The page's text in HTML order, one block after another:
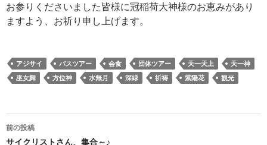
お参りくださいました皆様に冠稲荷大神様のお恵みがあり
ますよう、お祈り申し上げます。
アジサイ バスツアー 会食 団体ツアー 天一天上
天一神
巫女舞
方位神 水無月 深緑 祈祷 紫陽花 観光
投
前の投稿
サイクリストさん、集合～♪